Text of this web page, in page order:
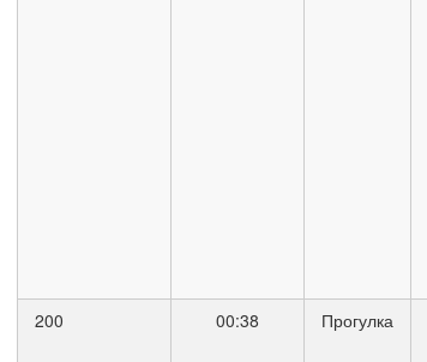
200 00:38 Прогулка